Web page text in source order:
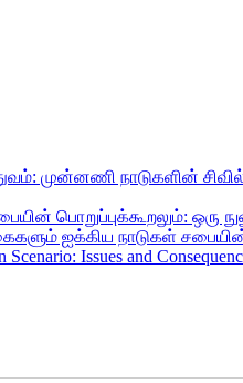
முன்னணி நாடுகளின்‌
பொறுப்புக்கூறலும்: ஒரு
ஐக்கிய நாடுகள் சபையின்
Issues and